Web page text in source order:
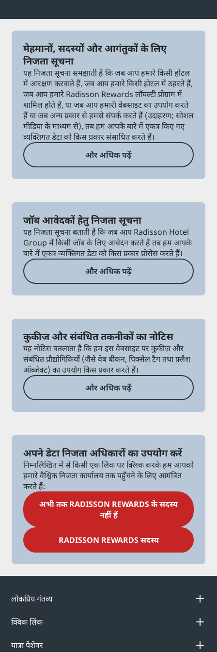
Prize by Radisson
चीन में संबद्ध ब्रांड
Jin Jiang
Kunlun
हमारा ब्लॉग देखें
मेहमानों, सदस्यों और आगंतुकों के लिए
निजता सूचना
यह निजता सूचना समझाती है कि जब आप हमारे किसी होटल
में आरक्षण करवाते हैं, जब आप हमारे किसी होटल में ठहरते हैं,
जब आप हमारे Radisson Rewards लॉयल्टी प्रोग्राम में
शामिल होते हैं, या जब आप हमारी वेबसाइट का उपयोग करते
हैं या जब अन्य प्रकार से हमसे संपर्क करते हैं (उदाहरण; सोशल
मीडिया के माध्यम से), तब हम आपके बारे में एकत्र किए गए
व्यक्तिगत डेटा को किस प्रकार संसाधित करते हैं।
और अधिक पढ़ें
जॉब आवेदकों हेतु निजता सूचना
यह निजता सूचना बताती है कि जब आप Radisson Hotel
Group में किसी जॉब के लिए आवेदन करते हैं तब हम आपके
बारे में एकत्र व्यक्तिगत डेटा को किस प्रकार प्रोसेस करते हैं।
और अधिक पढ़ें
कुकीज और संबंधित तकनीकों का नोटिस
यह नोटिस बतलाता है कि हम इस वेबसाइट पर कुकीज़ और
संबंधित प्रौद्योगिकियों (जैसे वेब बीकन, पिक्सेल टैग तथा फ़्लैश
ऑब्जेक्ट) का उपयोग किस प्रकार करते हैं।
और अधिक पढ़ें
अपने डेटा निजता अधिकारों का उपयोग करें
निम्नलिखित में से किसी एक लिंक पर क्लिक करके हम आपको
हमारे वैश्विक निजता कार्यालय तक पहुँचने के लिए आमंत्रित
करते हैं:
RADISSON REWARDS सदस्य
अभी तक RADISSON REWARDS के सदस्य
नहीं हैं
लोकप्रिय गंतव्य
क्विक लिंक
यात्रा पेशेवर